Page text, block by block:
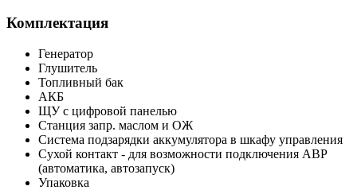
Комплектация
Генератор
Глушитель
Топливный бак
АКБ
ЩУ с цифровой панелью
Станция запр. маслом и ОЖ
Система подзарядки аккумулятора в шкафу управления
Сухой контакт - для возможности подключения АВР
(автоматика, автозапуск)
Упаковка